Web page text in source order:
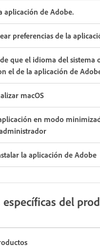
aplicación de Adobe.
preferencias de la
que el idioma del sistema
el de la aplicación de
macOS
en modo
la aplicación de Adobe
específicas del